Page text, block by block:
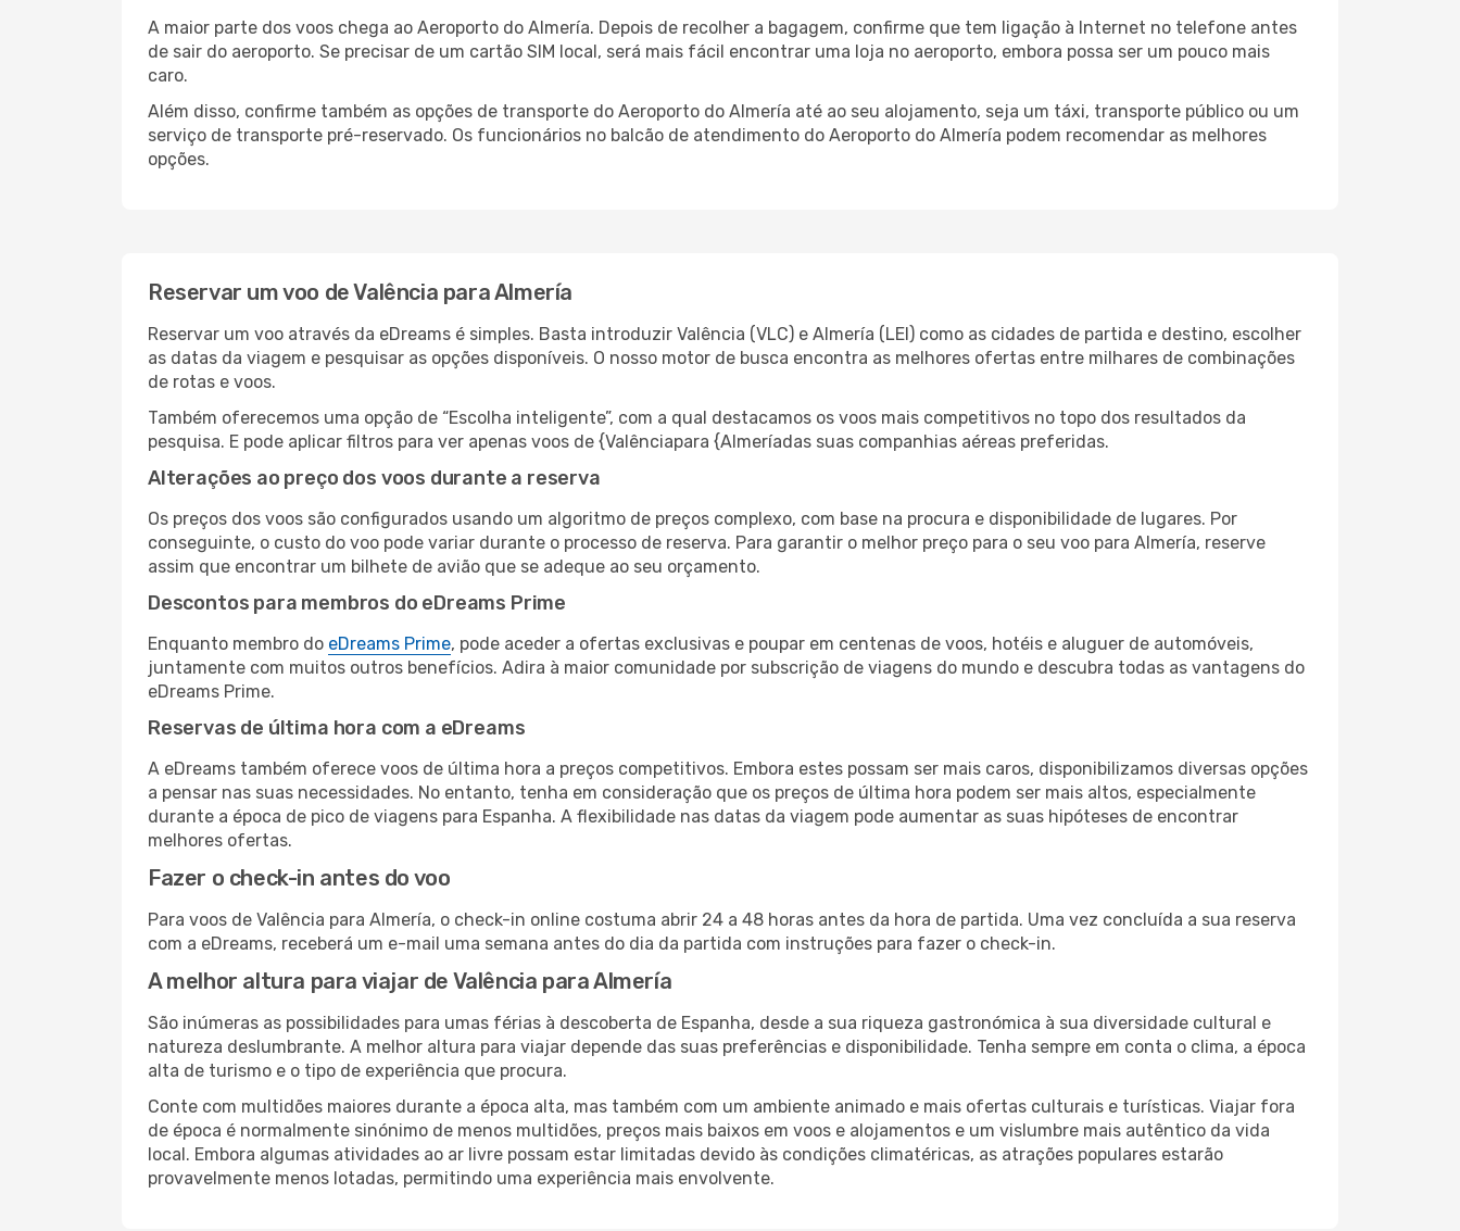
A maior parte dos voos chega ao Aeroporto do Almería. Depois de recolher a bagagem, confirme que tem ligação à Internet no telefone antes
de sair do aeroporto. Se precisar de um cartão SIM local, será mais fácil encontrar uma loja no aeroporto, embora possa ser um pouco mais
caro.
Além disso, confirme também as opções de transporte do Aeroporto do Almería até ao seu alojamento, seja um táxi, transporte público ou um
serviço de transporte pré-reservado. Os funcionários no balcão de atendimento do Aeroporto do Almería podem recomendar as melhores
opções.
Reservar um voo de Valência para Almería
Reservar um voo através da eDreams é simples. Basta introduzir Valência (VLC) e Almería (LEI) como as cidades de partida e destino, escolher
as datas da viagem e pesquisar as opções disponíveis. O nosso motor de busca encontra as melhores ofertas entre milhares de combinações
de rotas e voos.
Também oferecemos uma opção de “Escolha inteligente”, com a qual destacamos os voos mais competitivos no topo dos resultados da
pesquisa. E pode aplicar filtros para ver apenas voos de {Valênciapara {Almeríadas suas companhias aéreas preferidas.
Alterações ao preço dos voos durante a reserva
Os preços dos voos são configurados usando um algoritmo de preços complexo, com base na procura e disponibilidade de lugares. Por
conseguinte, o custo do voo pode variar durante o processo de reserva. Para garantir o melhor preço para o seu voo para Almería, reserve
assim que encontrar um bilhete de avião que se adeque ao seu orçamento.
Descontos para membros do eDreams Prime
Enquanto membro do eDreams Prime, pode aceder a ofertas exclusivas e poupar em centenas de voos, hotéis e aluguer de automóveis,
juntamente com muitos outros benefícios. Adira à maior comunidade por subscrição de viagens do mundo e descubra todas as vantagens do
eDreams Prime.
Reservas de última hora com a eDreams
A eDreams também oferece voos de última hora a preços competitivos. Embora estes possam ser mais caros, disponibilizamos diversas opções
a pensar nas suas necessidades. No entanto, tenha em consideração que os preços de última hora podem ser mais altos, especialmente
durante a época de pico de viagens para Espanha. A flexibilidade nas datas da viagem pode aumentar as suas hipóteses de encontrar
melhores ofertas.
Fazer o check-in antes do voo
Para voos de Valência para Almería, o check-in online costuma abrir 24 a 48 horas antes da hora de partida. Uma vez concluída a sua reserva
com a eDreams, receberá um e-mail uma semana antes do dia da partida com instruções para fazer o check-in.
A melhor altura para viajar de Valência para Almería
São inúmeras as possibilidades para umas férias à descoberta de Espanha, desde a sua riqueza gastronómica à sua diversidade cultural e
natureza deslumbrante. A melhor altura para viajar depende das suas preferências e disponibilidade. Tenha sempre em conta o clima, a época
alta de turismo e o tipo de experiência que procura.
Conte com multidões maiores durante a época alta, mas também com um ambiente animado e mais ofertas culturais e turísticas. Viajar fora
de época é normalmente sinónimo de menos multidões, preços mais baixos em voos e alojamentos e um vislumbre mais autêntico da vida
local. Embora algumas atividades ao ar livre possam estar limitadas devido às condições climatéricas, as atrações populares estarão
provavelmente menos lotadas, permitindo uma experiência mais envolvente.